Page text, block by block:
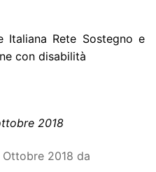
Italiana Rete Sostegno e
con disabilità
2018
2018 da